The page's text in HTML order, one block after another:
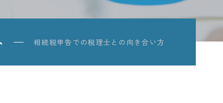
相続税申告での税理士との向き合い方